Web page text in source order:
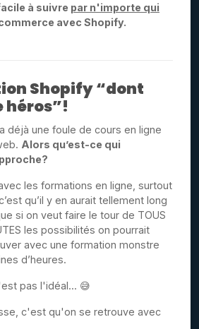
à suivre par n'importe qui
avec Shopify.
Shopify “dont
héros”!
déjà une foule de cours en ligne
Alors qu’est-ce qui
les formations en ligne, surtout
qu’il y en aurait tellement long
si on veut faire le tour de TOUS
les possibilités on pourrait
avec une formation monstre
d’heures.
pas l'idéal... 😅
c'est qu'on se retrouve avec